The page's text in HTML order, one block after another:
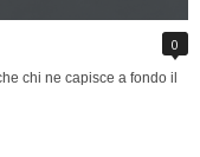
0
chi ne capisce a fondo il